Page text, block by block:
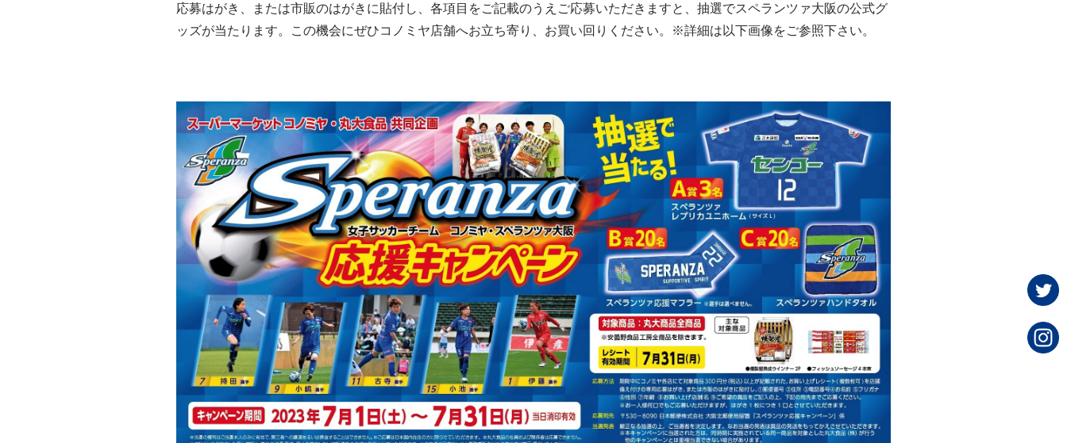
応募はがき、または市販のはがきに貼付し、各項目をご記載のうえご応募いただきますと、抽選でスペランツァ大阪の公式グ
ッズが当たります。この機会にぜひコノミヤ店舗へお立ち寄り、お買い回りください。※詳細は以下画像をご参照下さい。